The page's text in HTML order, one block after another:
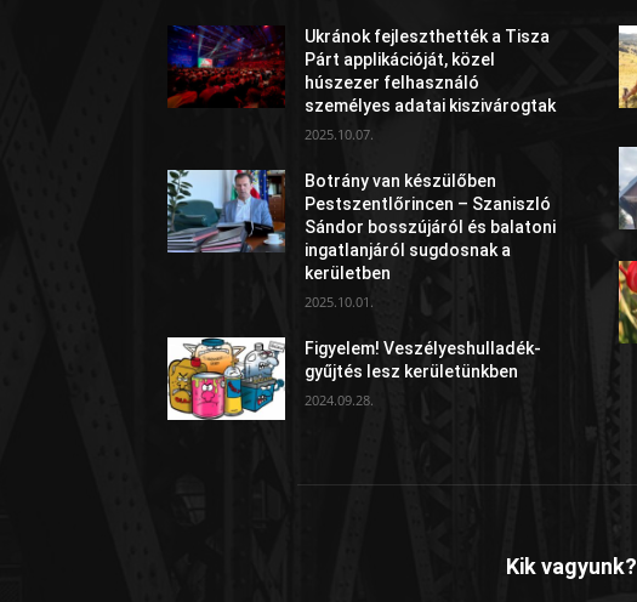
Ukránok fejleszthették a Tisza
Párt applikációját, közel
húszezer felhasználó
személyes adatai kiszivárogtak
2025.10.07.
Botrány van készülőben
Pestszentlőrincen – Szaniszló
Sándor bosszújáról és balatoni
ingatlanjáról sugdosnak a
kerületben
2025.10.01.
Figyelem! Veszélyeshulladék-
gyűjtés lesz kerületünkben
2024.09.28.
Kik vagyunk?